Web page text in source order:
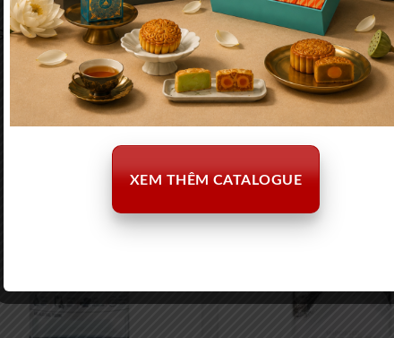
Belvedere Vodka 700ml
Giá tham khảo:1.240.000₫
Finlandia Vodka
Giá tham khảo:
XEM THÊM CATALOGUE